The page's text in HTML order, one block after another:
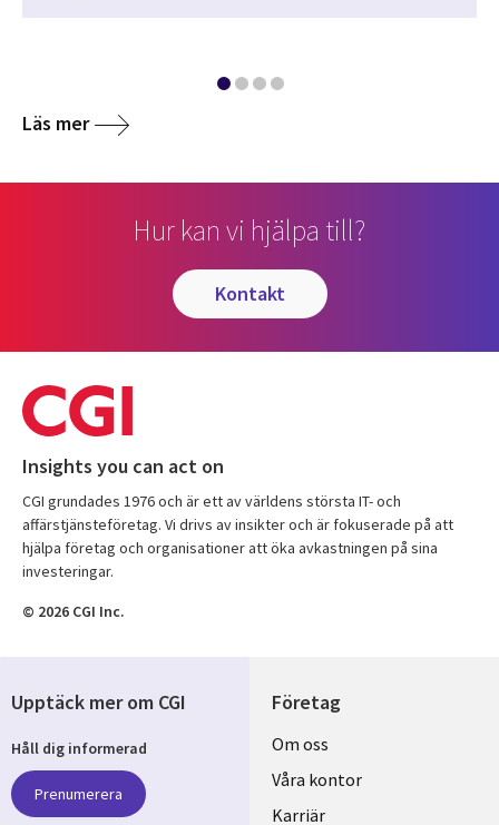
Läs mer
Hur kan vi hjälpa till?
kontakt
Insights you can act on
CGI grundades 1976 och är ett av världens största IT- och
affärstjänsteföretag. Vi drivs av insikter och är fokuserade på att
hjälpa företag och organisationer att öka avkastningen på sina
investeringar.
© 2026 CGI Inc.
Företag
Useful
links
Om oss
Våra kontor
Karriär
Upptäck mer om CGI
Håll dig informerad
Prenumerera